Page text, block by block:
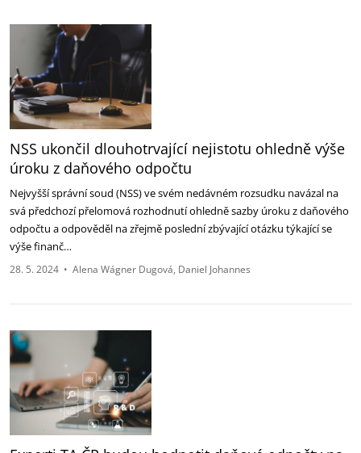
NSS ukončil dlouhotrvající nejistotu ohledně výše
úroku z daňového odpočtu
Nejvyšší správní soud (NSS) ve svém nedávném rozsudku navázal na
svá předchozí přelomová rozhodnutí ohledně sazby úroku z daňového
odpočtu a odpověděl na zřejmě poslední zbývající otázku týkající se
výše finanč…
28. 5. 2024 • Alena Wágner Dugová Daniel Johannes